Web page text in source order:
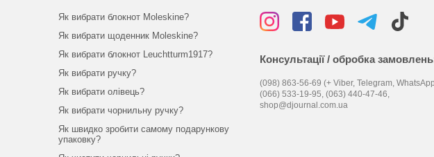
Як вибрати блокнот Moleskine?
Як вибрати щоденник Moleskine?
Як вибрати блокнот Leuchtturm1917?
Як вибрати ручку?
Як вибрати олівець?
Як вибрати чорнильну ручку?
Як швидко зробити самому подарункову
упаковку?
Консультації / обробка
(098) 863-56-69 (+ Viber, Telegram,
(066) 533-19-95, (063) 440-47-46,
shop@djournal.com.ua